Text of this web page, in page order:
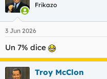
Frikazo
3 Jun 2026
Un 7% dice
Troy McClon